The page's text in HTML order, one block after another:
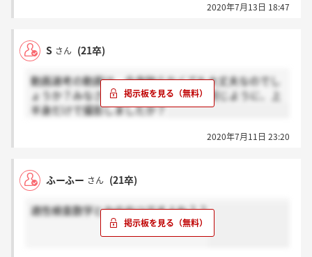
2020年7月13日 18:47
S さん (21卒)
動画選考の動画は、全身映らなくても大丈夫なのでし
ょうか？みなさんは人事の方の動画と同じように、上
半身だけで撮影しましたか？
2020年7月11日 23:20
ふーふー さん (21卒)
適性検査数学とかのやつですよね？？